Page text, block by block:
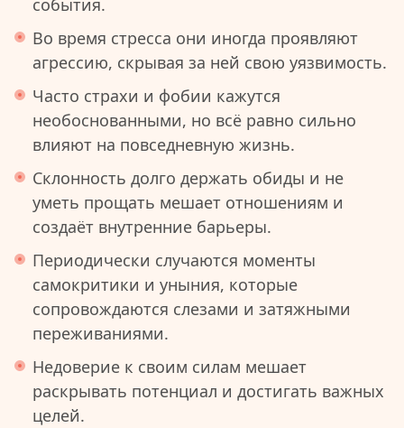
события.
Во время стресса они иногда проявляют
агрессию, скрывая за ней свою уязвимость.
Часто страхи и фобии кажутся
необоснованными, но всё равно сильно
влияют на повседневную жизнь.
Склонность долго держать обиды и не
уметь прощать мешает отношениям и
создаёт внутренние барьеры.
Периодически случаются моменты
самокритики и уныния, которые
сопровождаются слезами и затяжными
переживаниями.
Недоверие к своим силам мешает
раскрывать потенциал и достигать важных
целей.